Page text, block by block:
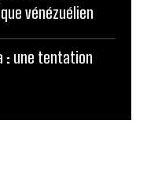
vénézuélien
: une tentation